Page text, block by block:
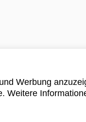
Werbung
Weitere